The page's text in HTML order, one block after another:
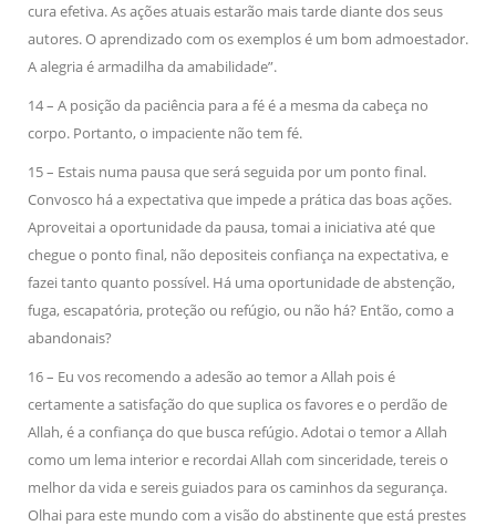
cura efetiva. As ações atuais estarão mais tarde diante dos seus
autores. O aprendizado com os exemplos é um bom admoestador.
A alegria é armadilha da amabilidade”.
14 – A posição da paciência para a fé é a mesma da cabeça no
corpo. Portanto, o impaciente não tem fé.
15 – Estais numa pausa que será seguida por um ponto final.
Convosco há a expectativa que impede a prática das boas ações.
Aproveitai a oportunidade da pausa, tomai a iniciativa até que
chegue o ponto final, não depositeis confiança na expectativa, e
fazei tanto quanto possível. Há uma oportunidade de abstenção,
fuga, escapatória, proteção ou refúgio, ou não há? Então, como a
abandonais?
16 – Eu vos recomendo a adesão ao temor a Allah pois é
certamente a satisfação do que suplica os favores e o perdão de
Allah, é a confiança do que busca refúgio. Adotai o temor a Allah
como um lema interior e recordai Allah com sinceridade, tereis o
melhor da vida e sereis guiados para os caminhos da segurança.
Olhai para este mundo com a visão do abstinente que está prestes